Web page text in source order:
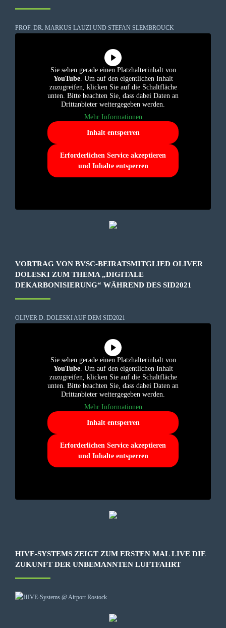
PROF. DR. MARKUS LAUZI UND STEFAN SLEMBROUCK
Sie sehen gerade einen Platzhalterinhalt von
YouTube. Um auf den eigentlichen Inhalt
zuzugreifen, klicken Sie auf die Schaltfläche
unten. Bitte beachten Sie, dass dabei Daten an
Drittanbieter weitergegeben werden.
Mehr Informationen
Inhalt entsperren
Erforderlichen Service akzeptieren
und Inhalte entsperren
VORTRAG VON BVSC-BEIRATSMITGLIED OLIVER
DOLESKI ZUM THEMA „DIGITALE
DEKARBONISIERUNG“ WÄHREND DES SID2021
OLIVER D. DOLESKI AUF DEM SID2021
Sie sehen gerade einen Platzhalterinhalt von
YouTube. Um auf den eigentlichen Inhalt
zuzugreifen, klicken Sie auf die Schaltfläche
unten. Bitte beachten Sie, dass dabei Daten an
Drittanbieter weitergegeben werden.
Mehr Informationen
Inhalt entsperren
Erforderlichen Service akzeptieren
und Inhalte entsperren
HIVE-SYSTEMS ZEIGT ZUM ERSTEN MAL LIVE DIE
ZUKUNFT DER UNBEMANNTEN LUFTFAHRT